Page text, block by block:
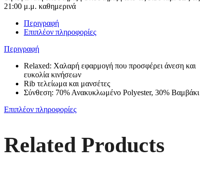
21:00 μ.μ. καθημερινά
Περιγραφή
Επιπλέον πληροφορίες
Περιγραφή
Relaxed: Χαλαρή εφαρμογή που προσφέρει άνεση και
ευκολία κινήσεων
Rib τελείωμα και μανσέτες
Σύνθεση: 70% Ανακυκλωμένο Polyester, 30% Βαμβάκι
Επιπλέον πληροφορίες
Related Products